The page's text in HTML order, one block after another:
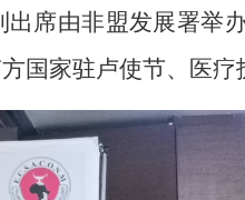
席由非盟发展署举
国家驻卢使节、医疗